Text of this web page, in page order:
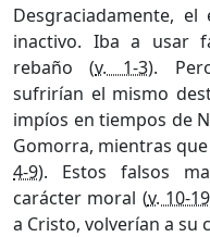
Desgraciadamente,
inactivo. Iba a usar
rebaño (v. 1-3).
sufrirían el mismo
impíos en tiempos de
Gomorra, mientras
4-9). Estos falsos
carácter moral (v. 10-19
a Cristo, volverían a su